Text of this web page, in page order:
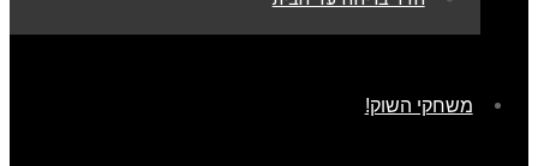
משחקי השוק!